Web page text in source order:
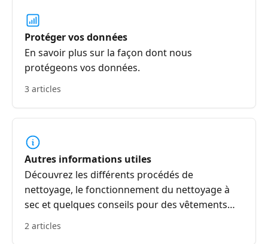
Protéger vos données
En savoir plus sur la façon dont nous
protégeons vos données.
3 articles
Autres informations utiles
Découvrez les différents procédés de
nettoyage, le fonctionnement du nettoyage à
sec et quelques conseils pour des vêtements
sains.
2 articles